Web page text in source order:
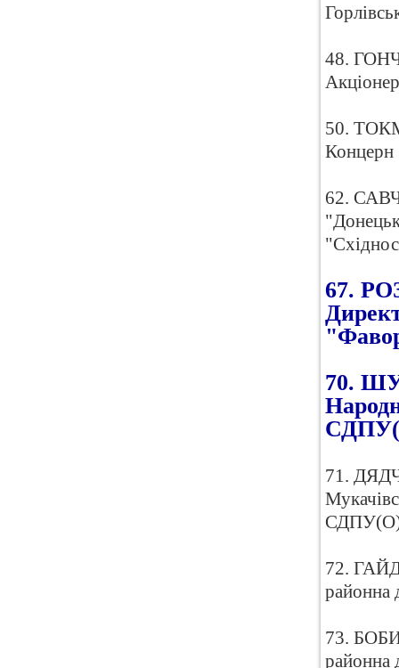
48.
50.
62.
67.
70.
71.
72.
районна
73.
районна